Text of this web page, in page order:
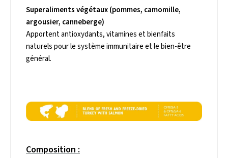
Superaliments végétaux (pommes, camomille,
argousier, canneberge)
Apportent antioxydants, vitamines et bienfaits
naturels pour le système immunitaire et le bien-être
général.
Composition :